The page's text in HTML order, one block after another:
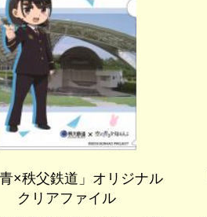
青×秩父鉄道」オリジナル
クリアファイル